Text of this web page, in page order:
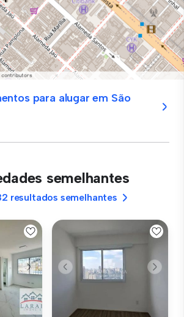
para alugar em São
semelhantes
resultados semelhantes